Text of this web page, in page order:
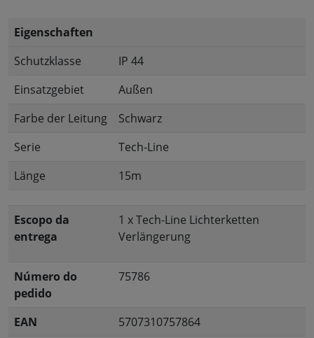
Eigenschaften
Schutzklasse
IP 44
Einsatzgebiet
Außen
Farbe der Leitung
Schwarz
Serie
Tech-Line
Länge
15m
Escopo da
entrega
1 x Tech-Line Lichterketten
Verlängerung
Número do
pedido
75786
EAN 5707310757864